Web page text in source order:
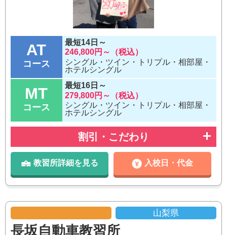
AT
コース
最短14日～
246,800円～（税込）
シングル・ツイン・トリプル・相部屋・
ホテルシングル
MT
コース
最短16日～
279,800円～（税込）
シングル・ツイン・トリプル・相部屋・
ホテルシングル
割引・こだわり
教習所詳細を見る 入校日・代金
山梨県
長坂自動車教習所